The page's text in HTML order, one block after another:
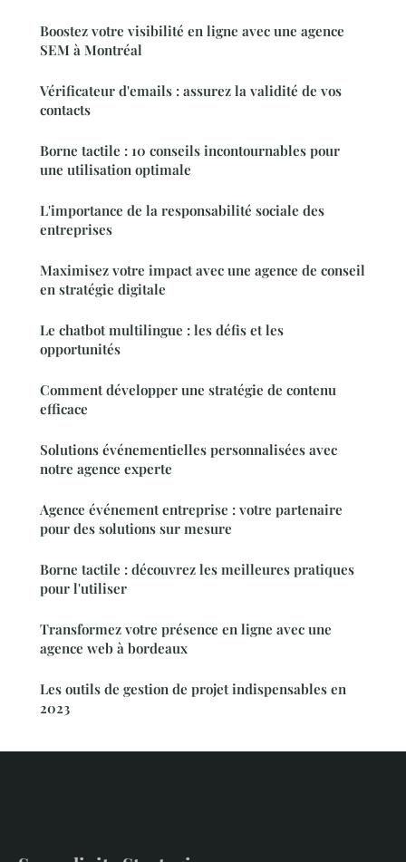
Boostez votre visibilité en ligne avec une agence
SEM à Montréal
Vérificateur d'emails : assurez la validité de vos
contacts
Borne tactile : 10 conseils incontournables pour
une utilisation optimale
L'importance de la responsabilité sociale des
entreprises
Maximisez votre impact avec une agence de conseil
en stratégie digitale
Le chatbot multilingue : les défis et les
opportunités
Comment développer une stratégie de contenu
efficace
Solutions événementielles personnalisées avec
notre agence experte
Agence événement entreprise : votre partenaire
pour des solutions sur mesure
Borne tactile : découvrez les meilleures pratiques
pour l'utiliser
Transformez votre présence en ligne avec une
agence web à bordeaux
Les outils de gestion de projet indispensables en
2023